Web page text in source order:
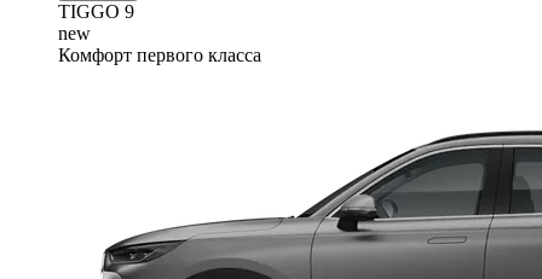
TIGGO 9
new
Комфорт первого класса